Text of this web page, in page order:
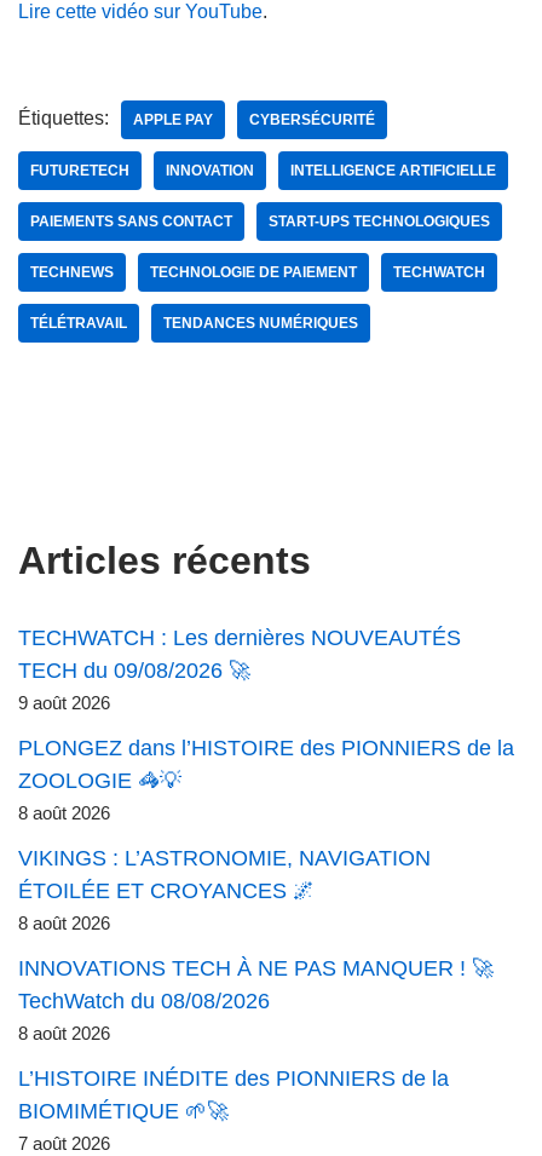
Lire cette vidéo sur YouTube.
Étiquettes: APPLE PAY CYBERSÉCURITÉ
FUTURETECH INNOVATION INTELLIGENCE ARTIFICIELLE
PAIEMENTS SANS CONTACT START-UPS TECHNOLOGIQUES
TECHNEWS TECHNOLOGIE DE PAIEMENT TECHWATCH
TÉLÉTRAVAIL TENDANCES NUMÉRIQUES
Articles récents
TECHWATCH : Les dernières NOUVEAUTÉS
TECH du 09/08/2026 🚀
9 août 2026
PLONGEZ dans l’HISTOIRE des PIONNIERS de la
ZOOLOGIE 🦓💡
8 août 2026
VIKINGS : L’ASTRONOMIE, NAVIGATION
ÉTOILÉE ET CROYANCES 🌌
8 août 2026
INNOVATIONS TECH À NE PAS MANQUER ! 🚀
TechWatch du 08/08/2026
8 août 2026
L’HISTOIRE INÉDITE des PIONNIERS de la
BIOMIMÉTIQUE 🌱🚀
7 août 2026